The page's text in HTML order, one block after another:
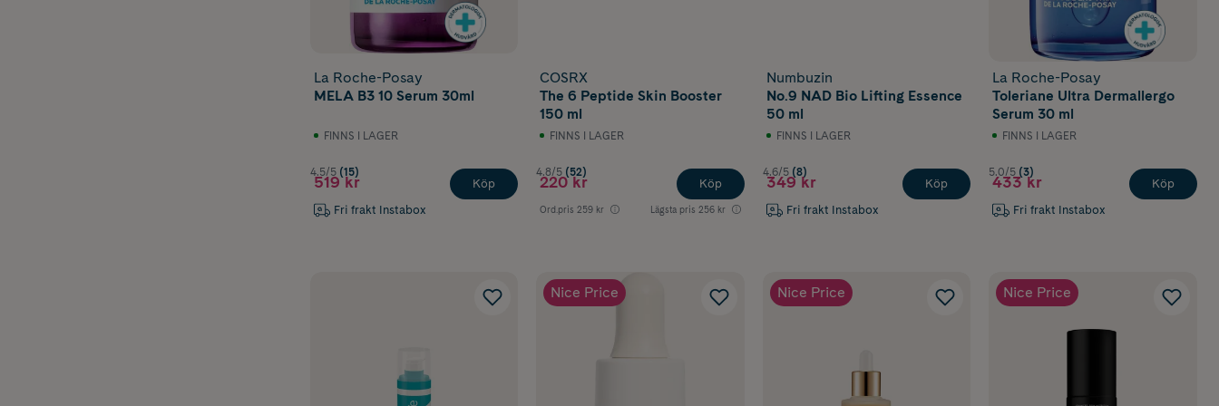
La Roche-Posay
MELA B3 10 Serum 30ml
FINNS I LAGER
4.5/5 (15)
519 kr
Fri frakt Instabox
Köp
COSRX
The 6 Peptide Skin Booster
150 ml
FINNS I LAGER
4.8/5 (52)
220 kr
Ord.pris 259 kr Lägsta pris 256 kr
Köp
Numbuzin
No.9 NAD Bio Lifting Essence
50 ml
FINNS I LAGER
4.6/5 (8)
349 kr
Fri frakt Instabox
Köp
La Roche-Posay
Toleriane Ultra Dermallergo
Serum 30 ml
FINNS I LAGER
5.0/5 (3)
433 kr
Fri frakt Instabox
Köp
Nice Price Nice Price Nice Price